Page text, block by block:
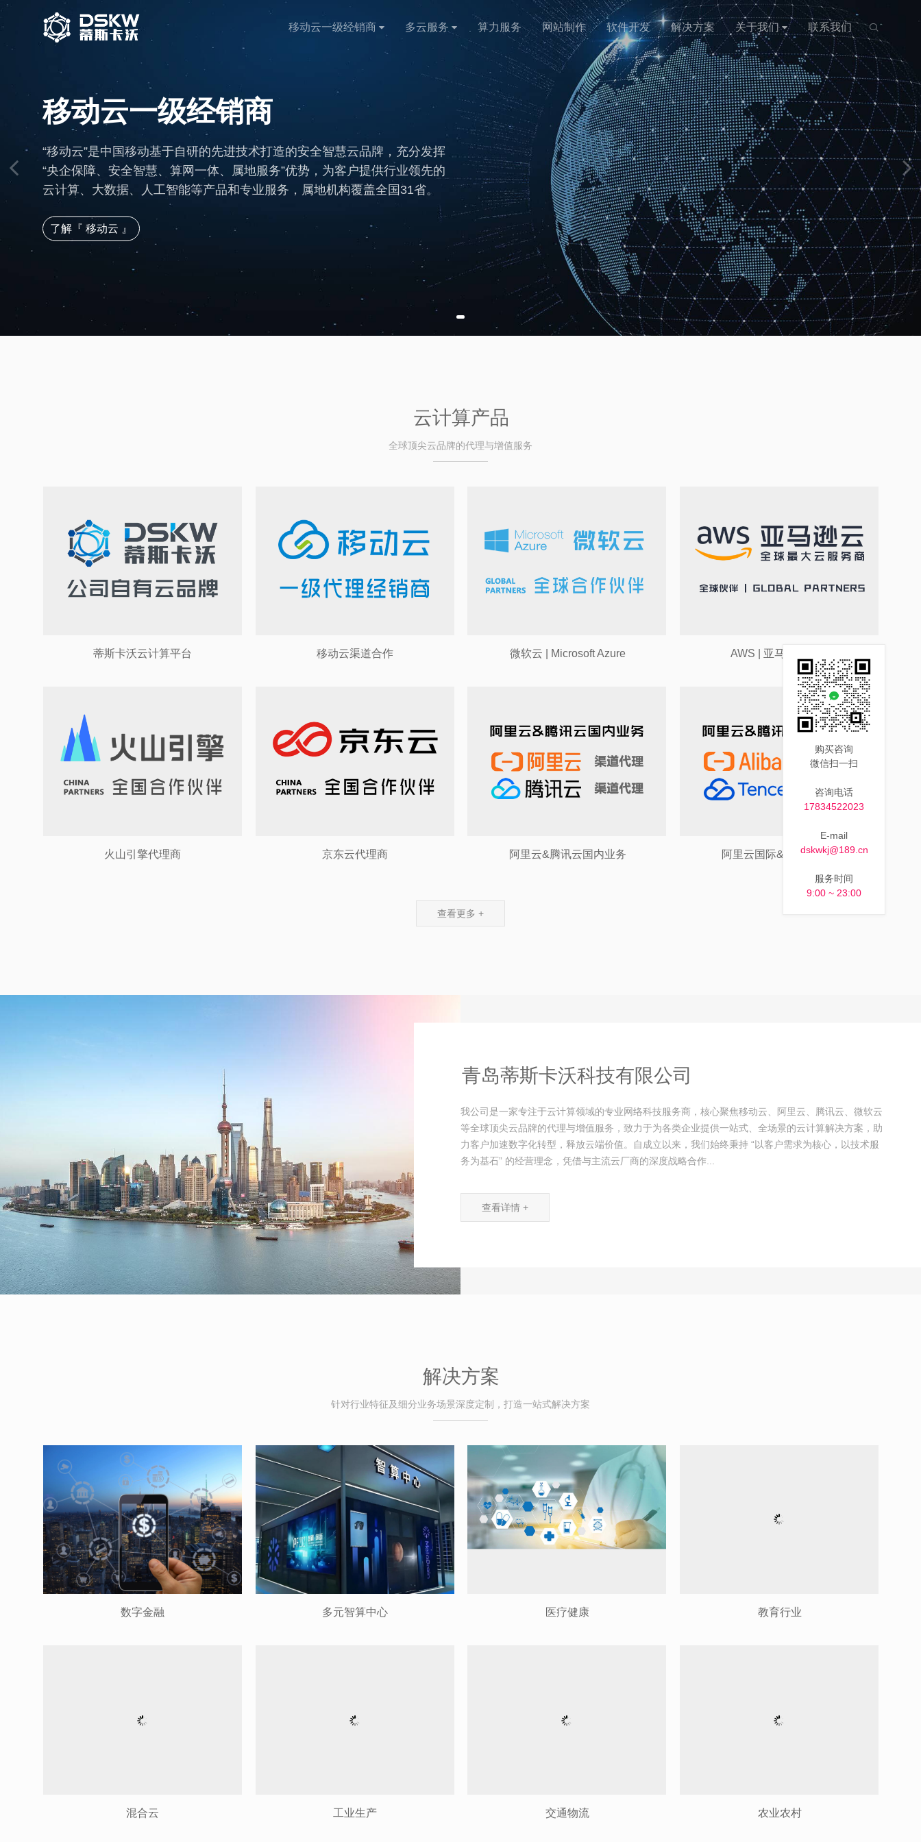

移动云一级经销商 多云服务 算力服务 网站制作 软件开发 解决方案 关于我们 联系我们
移动云一级经销商
“移动云”是中国移动基于自研的先进技术打造的安全智慧云品牌，充分发挥
“央企保障、安全智慧、算网一体、属地服务”优势，为客户提供行业领先的
云计算、大数据、人工智能等产品和专业服务，属地机构覆盖全国31省。
了解『 移动云 』
云计算产品
全球顶尖云品牌的代理与增值服务
蒂斯卡沃云计算平台 移动云渠道合作 微软云 | Microsoft Azure AWS | 亚马逊云服务
火山引擎代理商 京东云代理商 阿里云&腾讯云国内业务 阿里云国际&腾讯云国际
查看更多 +
青岛蒂斯卡沃科技有限公司
我公司是一家专注于云计算领域的专业网络科技服务商，核心聚焦移动云、阿里云、腾讯云、微软云
等全球顶尖云品牌的代理与增值服务，致力于为各类企业提供一站式、全场景的云计算解决方案，助
力客户加速数字化转型，释放云端价值。自成立以来，我们始终秉持 “以客户需求为核心，以技术服
务为基石” 的经营理念，凭借与主流云厂商的深度战略合作...
查看详情 +
解决方案
针对行业特征及细分业务场景深度定制，打造一站式解决方案
数字金融 多元智算中心 医疗健康 教育行业
混合云 工业生产 交通物流 农业农村
购买咨询
微信扫一扫
咨询电话
17834522023
E-mail
dskwkj@189.cn
服务时间
9:00 ~ 23:00